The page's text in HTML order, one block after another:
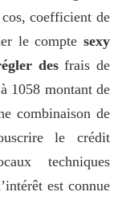
coefficient de
le compte sexy
desfrais de
1058 montant de
combinaison de
le crédit
techniques
est connue